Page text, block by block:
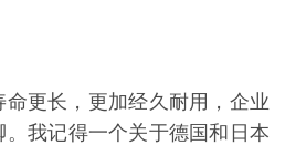
更长，更加经久耐用，企业
我记得一个关于德国和日本